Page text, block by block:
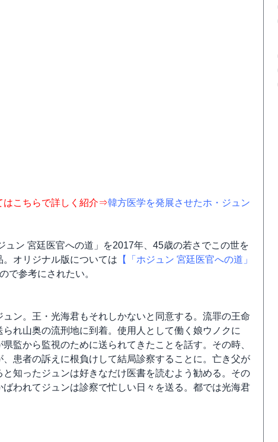
はこちらで詳しく紹介⇒韓方医学を発展させたホ・ジュン
ン 宮廷医官への道」を2017年、45歳の若さでこの世を
オリジナル版については 【「ホジュン 宮廷医官への道」
で参考にされたい。
ン。王・光海君もそれしかないと同意する。流罪の王命
れ山奥の流刑地に到着。使用人として働く娘ウノクに
監から監視のために送られてきたことを話す。その時、
患者の訴えに根負けして結局診察することに。亡き父が
知ったジュンは好きなだけ医書を読むよう勧める。その
われてジュンは診察で忙しい日々を送る。都では光海君